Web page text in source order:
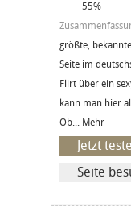
55%
größte,
Seite im
Flirt über ein
kann man hier
Ob... Mehr
Jetzt
Seite